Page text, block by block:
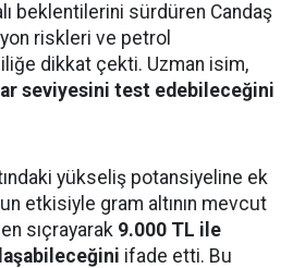
beklentilerini sürdüren Candaş
riskleri ve petrol
dikkat çekti. Uzman isim,
seviyesini test edebileceğini
yükseliş potansiyeline ek
etkisiyle gram altının mevcut
sıçrayarak 9.000 TL ile
ifade etti. Bu